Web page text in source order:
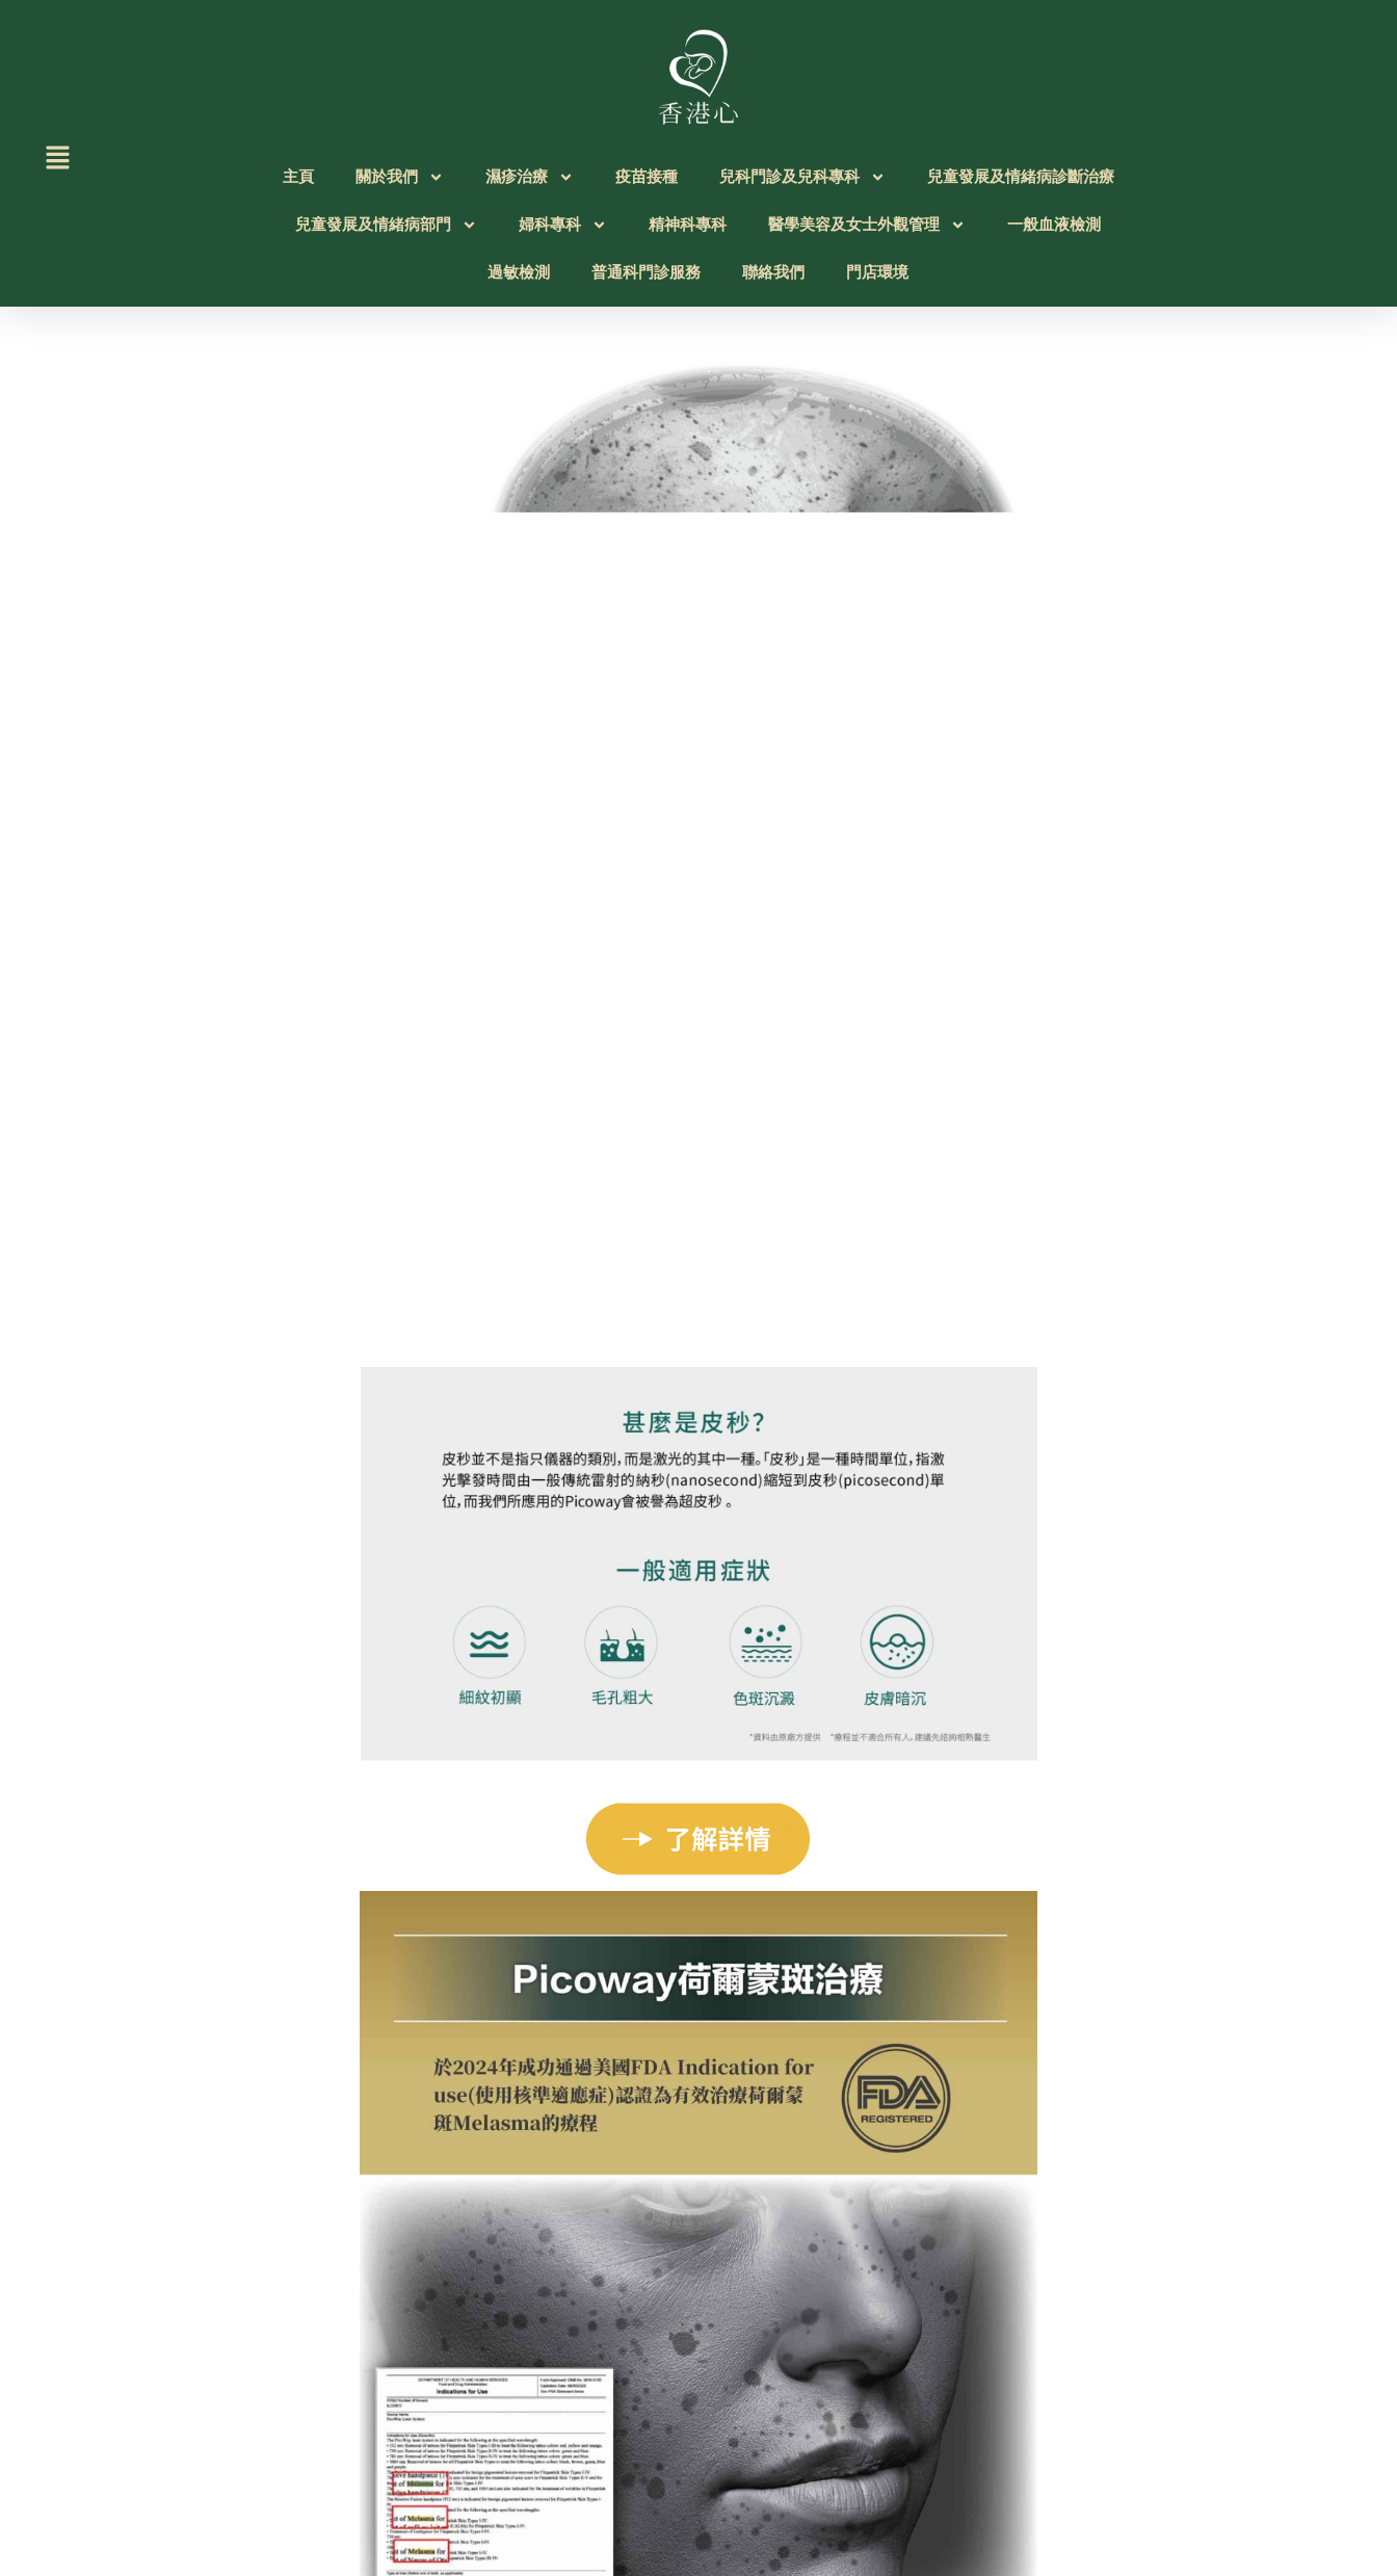
主頁 關於我們 濕疹治療 疫苗接種 兒科門診及兒科專科 兒童發展及情緒病診斷治療
兒童發展及情緒病部門 婦科專科 精神科專科 醫學美容及女士外觀管理 一般血液檢測
過敏檢測 普通科門診服務 聯絡我們 門店環境